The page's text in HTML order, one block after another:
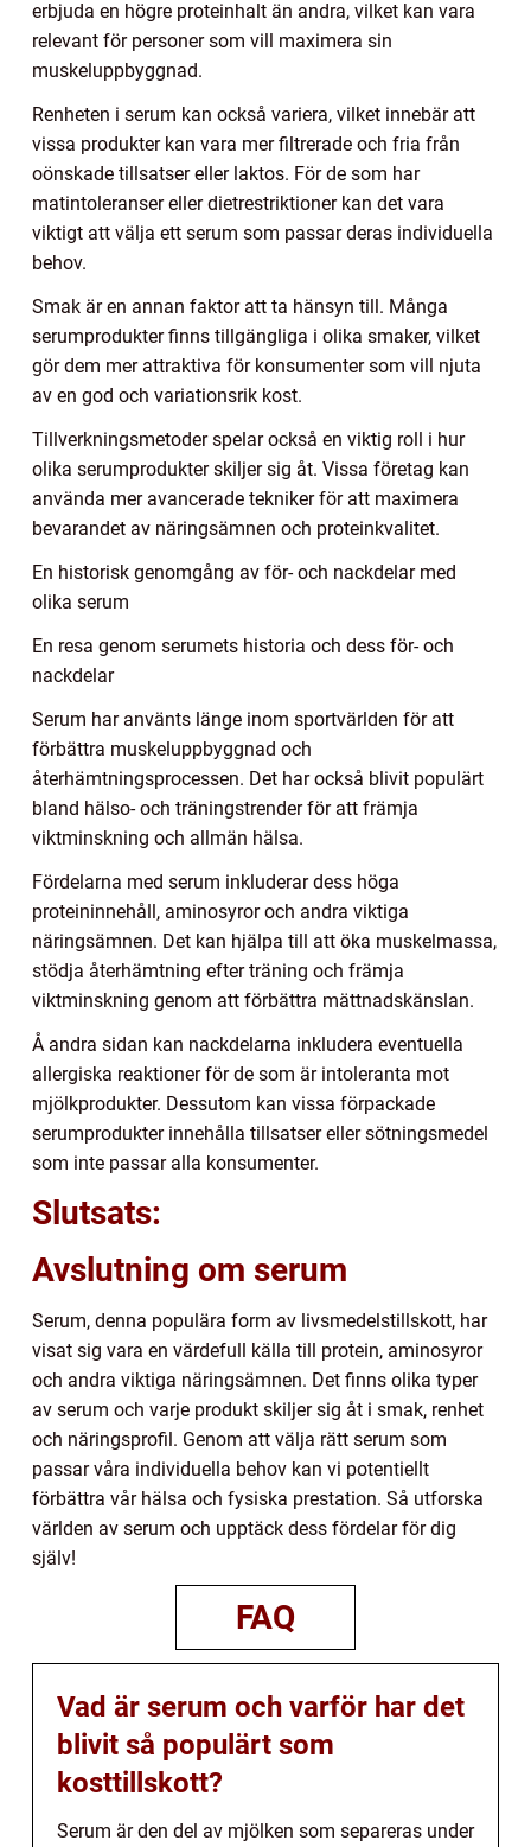
erbjuda en högre proteinhalt än andra, vilket kan vara
relevant för personer som vill maximera sin
muskeluppbyggnad.
Renheten i serum kan också variera, vilket innebär att
vissa produkter kan vara mer filtrerade och fria från
oönskade tillsatser eller laktos. För de som har
matintoleranser eller dietrestriktioner kan det vara
viktigt att välja ett serum som passar deras individuella
behov.
Smak är en annan faktor att ta hänsyn till. Många
serumprodukter finns tillgängliga i olika smaker, vilket
gör dem mer attraktiva för konsumenter som vill njuta
av en god och variationsrik kost.
Tillverkningsmetoder spelar också en viktig roll i hur
olika serumprodukter skiljer sig åt. Vissa företag kan
använda mer avancerade tekniker för att maximera
bevarandet av näringsämnen och proteinkvalitet.
En historisk genomgång av för- och nackdelar med
olika serum
En resa genom serumets historia och dess för- och
nackdelar
Serum har använts länge inom sportvärlden för att
förbättra muskeluppbyggnad och
återhämtningsprocessen. Det har också blivit populärt
bland hälso- och träningstrender för att främja
viktminskning och allmän hälsa.
Fördelarna med serum inkluderar dess höga
proteininnehåll, aminosyror och andra viktiga
näringsämnen. Det kan hjälpa till att öka muskelmassa,
stödja återhämtning efter träning och främja
viktminskning genom att förbättra mättnadskänslan.
Å andra sidan kan nackdelarna inkludera eventuella
allergiska reaktioner för de som är intoleranta mot
mjölkprodukter. Dessutom kan vissa förpackade
serumprodukter innehålla tillsatser eller sötningsmedel
som inte passar alla konsumenter.
Slutsats:
Avslutning om serum
Serum, denna populära form av livsmedelstillskott, har
visat sig vara en värdefull källa till protein, aminosyror
och andra viktiga näringsämnen. Det finns olika typer
av serum och varje produkt skiljer sig åt i smak, renhet
och näringsprofil. Genom att välja rätt serum som
passar våra individuella behov kan vi potentiellt
förbättra vår hälsa och fysiska prestation. Så utforska
världen av serum och upptäck dess fördelar för dig
själv!
FAQ
Vad är serum och varför har det
blivit så populärt som
kosttillskott?
Serum är den del av mjölken som separeras under